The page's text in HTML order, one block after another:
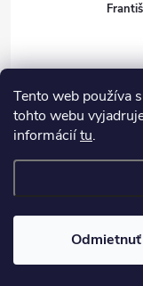
Tento web používa
tohto webu
informáciítu.
Odmietnuť
e
Informácie pre